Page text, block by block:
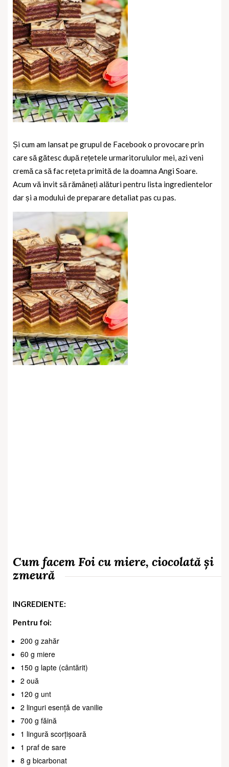
Și cum am lansat pe grupul de Facebook o provocare prin
care să gătesc după rețetele urmaritorululor mei, azi veni
cremă ca să fac rețeta primită de la doamna Angi Soare.
Acum vă invit să rămâneți alături pentru lista ingredientelor
dar și a modului de preparare detaliat pas cu pas.
Cum facem Foi cu miere, ciocolată și
zmeură
INGREDIENTE:
Pentru foi:
200 g zahăr
60 g miere
150 g lapte (cântărit)
2 ouă
120 g unt
2 linguri esență de vanilie
700 g făină
1 lingură scorțișoară
1 praf de sare
8 g bicarbonat